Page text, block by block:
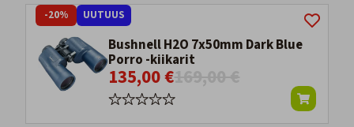
Bushnell H2O 7x50mm Dark Blue
Porro -kiikarit
135,00 €
-20% UUTUUS